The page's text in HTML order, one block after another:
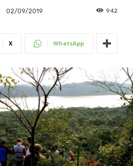
02/09/2019 942
X WhatsApp